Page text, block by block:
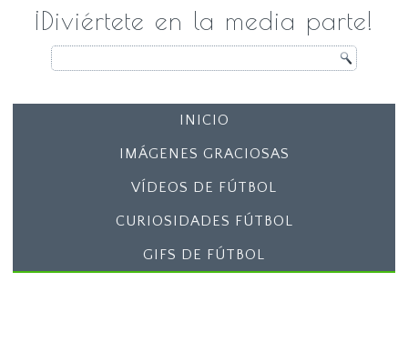
¡Diviértete en la media parte!
INICIO
IMÁGENES GRACIOSAS
VÍDEOS DE FÚTBOL
CURIOSIDADES FÚTBOL
GIFS DE FÚTBOL